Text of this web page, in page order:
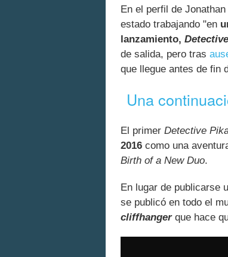
En el perfil de
estado trabajando "en
lanzamiento,
de salida, pero tras
que llegue antes de fin
Una
El primer Detective
2016 como una
Birth of a New Duo.
En lugar de publicarse
se publicó en todo el
cliffhangerque hace